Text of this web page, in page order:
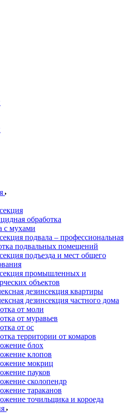
обработка
с мухами
подвала – профессиональная
подвальных помещений
подъезда и мест общего
промышленных и
объектов
дезинсекция квартиры
дезинсекция частного дома
от моли
от муравьев
от ос
территории от комаров
блох
клопов
мокриц
пауков
сколопендр
тараканов
точильщика и короеда